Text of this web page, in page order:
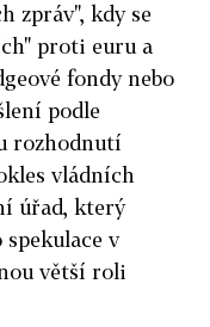
zpráv", kdy se
proti euru a
fondy nebo
podle
rozhodnutí
vládních
úřad, který
v
větší roli